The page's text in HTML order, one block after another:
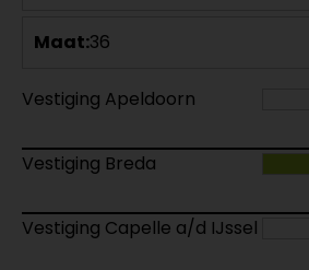
Maat:36
Vestiging Apeldoorn
Vestiging Breda
Vestiging Capelle a/d IJssel